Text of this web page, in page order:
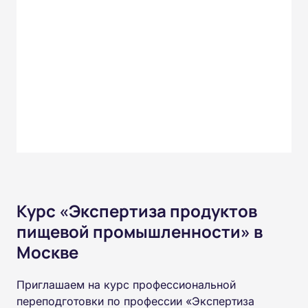
Курс «Экспертиза продуктов
пищевой промышленности» в
Москве
Приглашаем на курс профессиональной
переподготовки по профессии «Экспертиза